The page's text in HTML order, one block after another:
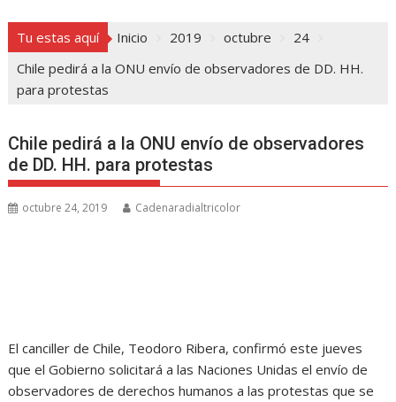
Tu estas aquí Inicio 2019 octubre
24
Chile pedirá a la ONU envío de observadores de DD. HH.
para protestas
Chile pedirá a la ONU envío de observadores
de DD. HH. para protestas
octubre 24, 2019 Cadenaradialtricolor
El canciller de Chile, Teodoro Ribera, confirmó este jueves
que el Gobierno solicitará a las Naciones Unidas el envío de
observadores de derechos humanos a las protestas que se